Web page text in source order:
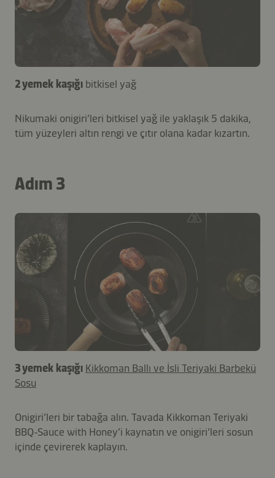
2 yemek kaşığı bitkisel yağ
Nikumaki onigiri’leri bitkisel yağ ile yaklaşık 5 dakika,
tüm yüzeyleri altın rengi ve çıtır olana kadar kızartın.
Adım 3
3 yemek kaşığı Kikkoman Ballı ve İsli Teriyaki Barbekü
Sosu
Onigiri’leri bir tabağa alın. Tavada Kikkoman Teriyaki
BBQ-Sauce with Honey’i kaynatın ve onigiri’leri sosun
içinde çevirerek kaplayın.